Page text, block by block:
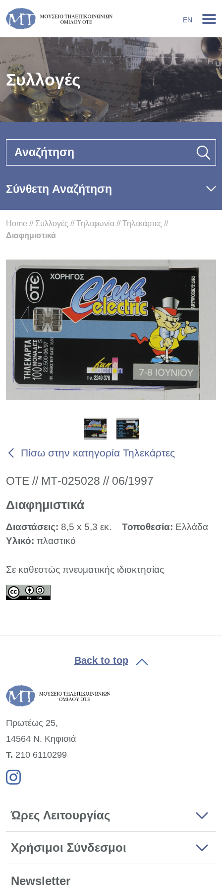
EN
Συλλογές
Αναζήτηση
Σύνθετη Αναζήτηση
Home // Συλλογές //Τηλεφωνία //Τηλεκάρτες //
Διαφημιστικά
Πίσω στην κατηγορία Τηλεκάρτες
ΟΤΕ // ΜΤ-025028 // 06/1997
Διαφημιστικά
Διαστάσεις: 8,5 x 5,3 εκ. Τοποθεσία: Ελλάδα
Υλικό: πλαστικό
Σε καθεστώς πνευματικής ιδιοκτησίας
Back to top
Πρωτέως 25,
14564 Ν. Κηφισιά
Τ. 210 6110299
Ώρες Λειτουργίας
Χρήσιμοι Σύνδεσμοι
Newsletter